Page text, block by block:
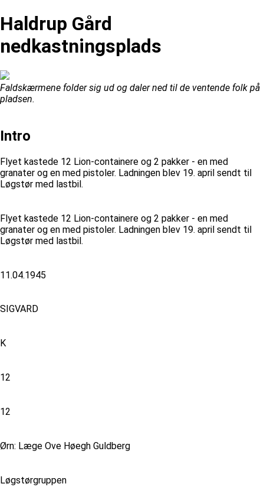
Haldrup Gård
nedkastningsplads
Faldskærmene folder sig ud og daler ned til de ventende folk på
pladsen.
Intro
Flyet kastede 12 Lion-containere og 2 pakker - en med
granater og en med pistoler. Ladningen blev 19. april sendt til
Løgstør med lastbil.
Flyet kastede 12 Lion-containere og 2 pakker - en med
granater og en med pistoler. Ladningen blev 19. april sendt til
Løgstør med lastbil.
11.04.1945
SIGVARD
K
12
12
Ørn: Læge Ove Høegh Guldberg
Løgstørgruppen